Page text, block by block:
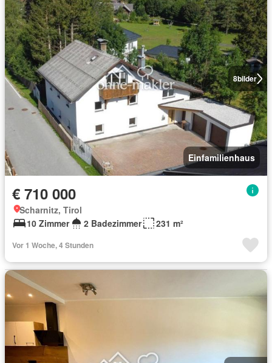
8bilder
Einfamilienhaus
€ 710 000
Scharnitz, Tirol
10 Zimmer
2 Badezimmer 231 m²
Vor 1 Woche, 4 Stunden